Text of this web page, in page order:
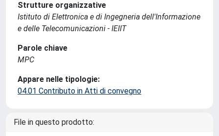
Strutture organizzative
Istituto di Elettronica e di Ingegneria dell'Informazione
e delle Telecomunicazioni - IEIIT
Parole chiave
MPC
Appare nelle tipologie:
04.01 Contributo in Atti di convegno
File in questo prodotto: